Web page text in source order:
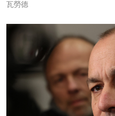
瓦勞德